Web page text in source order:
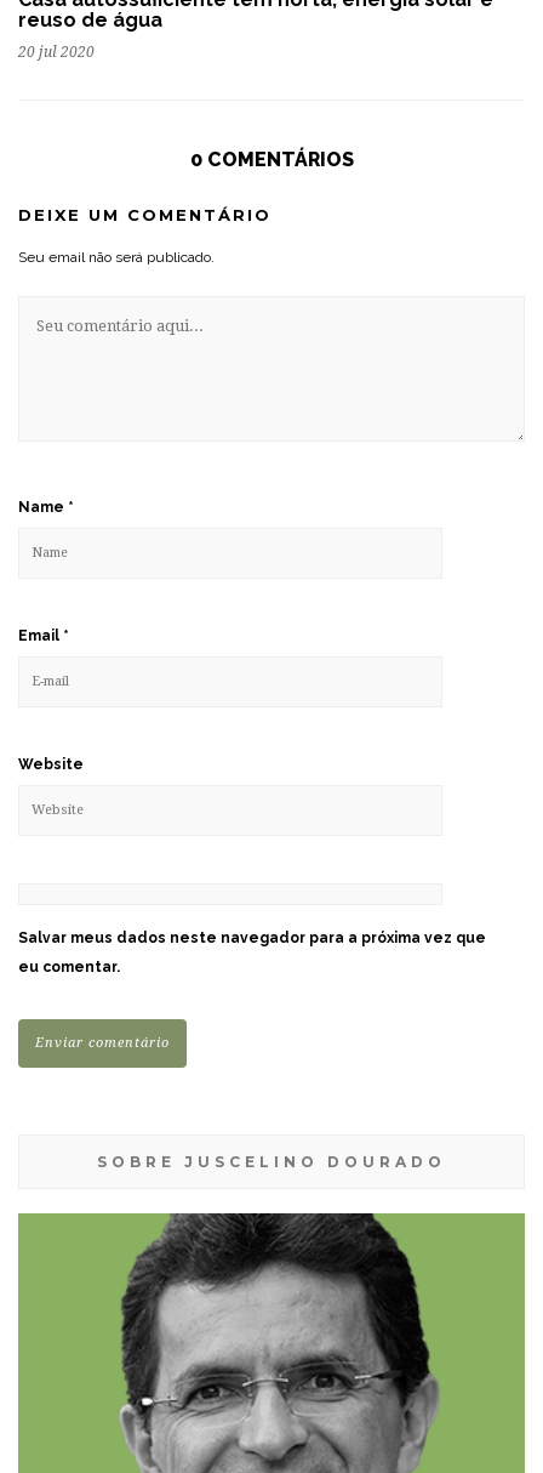
reuso de água
20 jul 2020
0 COMENTÁRIOS
DEIXE UM COMENTÁRIO
Seu email não será publicado.
Name *
Email *
Website
Salvar meus dados neste navegador para a próxima vez que
eu comentar.
SOBRE JUSCELINO DOURADO